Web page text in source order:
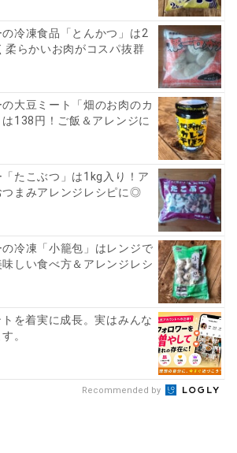
冷凍食品「とんかつ」は2
柔らかいお肉がコスパ抜群
大豆ミート「畑のお肉のカ
138円！ご飯＆アレンジに
たこぶつ」は1kg入り！ア
つまみアレンジレシピに◎
冷凍「小籠包」はレンジで
しい食べ方＆アレンジレシ
を着実に成長。実はみんな
。
Recommended by